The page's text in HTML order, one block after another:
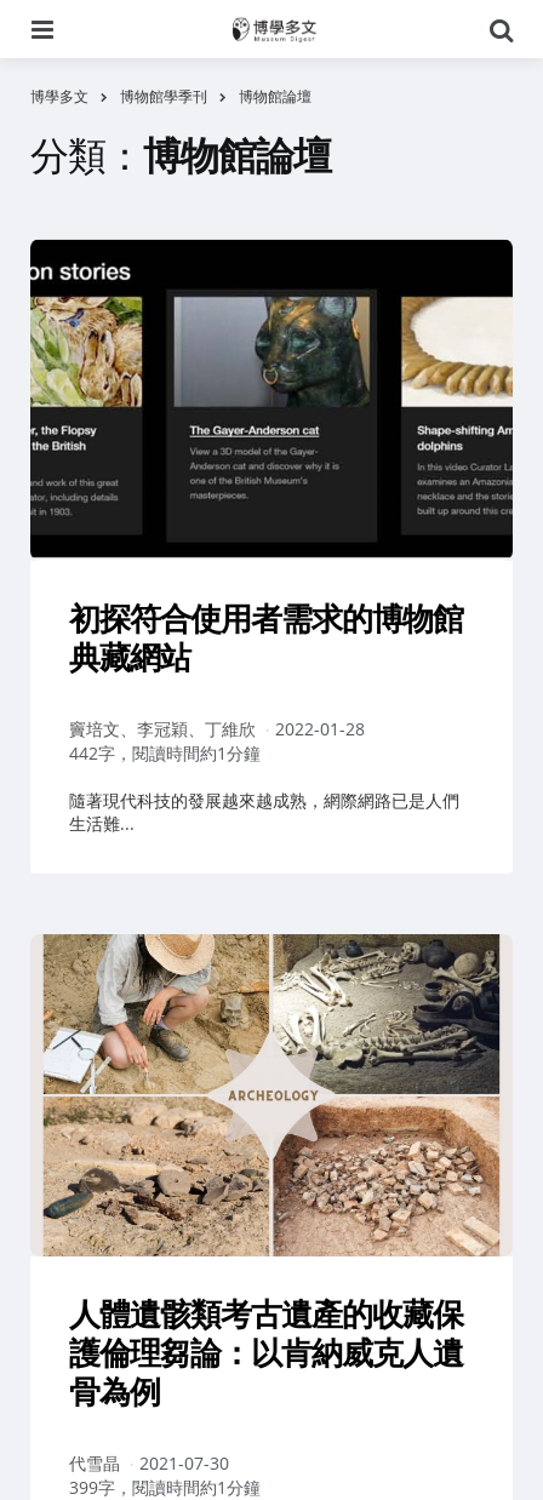
尋
博學多文 博物館學季刊 博物館論壇
分類： 博物館論壇
初探符合使用者需求的博物館
典藏網站
作
者：
竇培文、李冠穎、丁維欣
2022-01-28
442字，閱讀時間約1分鐘
隨著現代科技的發展越來越成熟，網際網路已是人們
生活難...
人體遺骸類考古遺產的收藏保
護倫理芻論：以肯納威克人遺
骨為例
作
者：
代雪晶
2021-07-30
399字，閱讀時間約1分鐘